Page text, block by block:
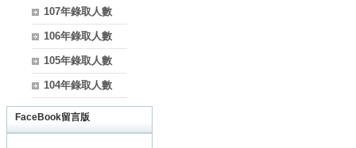
107年錄取人數
106年錄取人數
105年錄取人數
104年錄取人數
FaceBook留言版